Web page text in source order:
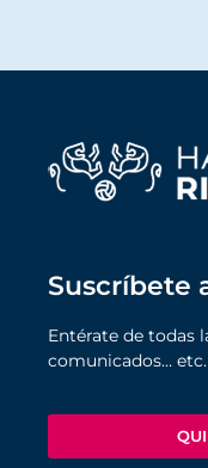
Suscríbete
Entérate de todas
comunicados… etc.